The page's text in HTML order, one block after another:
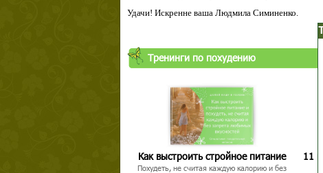
Удачи! Искренне ваша Людмила Симиненко.
Тренинги по похудению
Как выстроить стройное питание
Похудеть, не считая каждую калорию и без
11
Твой